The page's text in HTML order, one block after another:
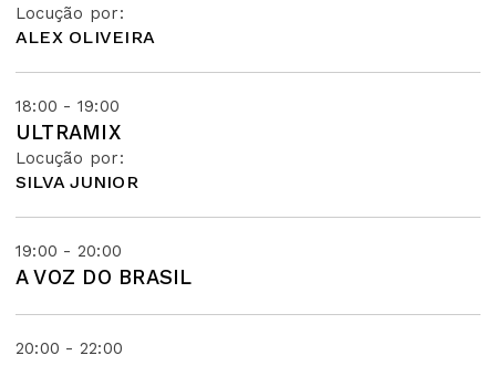
Locução por:
ALEX OLIVEIRA
18:00 - 19:00
ULTRAMIX
Locução por:
SILVA JUNIOR
19:00 - 20:00
A VOZ DO BRASIL
20:00 - 22:00